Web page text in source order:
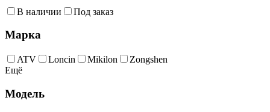
В наличии Под заказ
Марка
ATV Loncin Mikilon
Zongshen
Ещё
Модель